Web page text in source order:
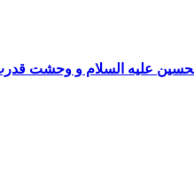
علیه السلام و وحشت